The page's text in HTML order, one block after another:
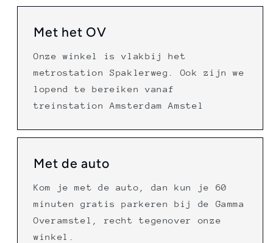
Met het OV
Onze winkel is vlakbij het
metrostation Spaklerweg. Ook zijn we
lopend te bereiken vanaf
treinstation Amsterdam Amstel
Met de auto
Kom je met de auto, dan kun je 60
minuten gratis parkeren bij de Gamma
Overamstel, recht tegenover onze
winkel.